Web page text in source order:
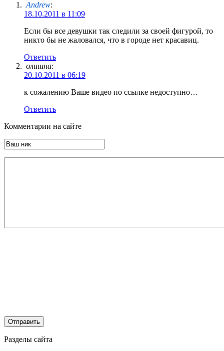
Andrew:
18.10.2011 в 11:09
Если бы все девушки так следили за своей фигурой, то
никто бы не жаловался, что в городе нет красавиц.
Ответить
олишна:
20.10.2011 в 06:19
к сожалению Ваше видео по ссылке недоступно…
Ответить
Комментарии на сайте
Разделы сайта